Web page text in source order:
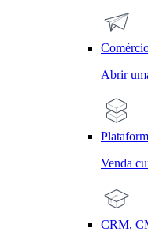
Abrir
Venda
CRM,